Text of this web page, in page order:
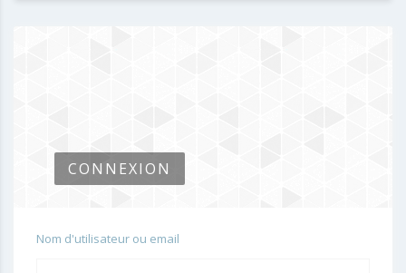
CONNEXION
Nom d'utilisateur ou email